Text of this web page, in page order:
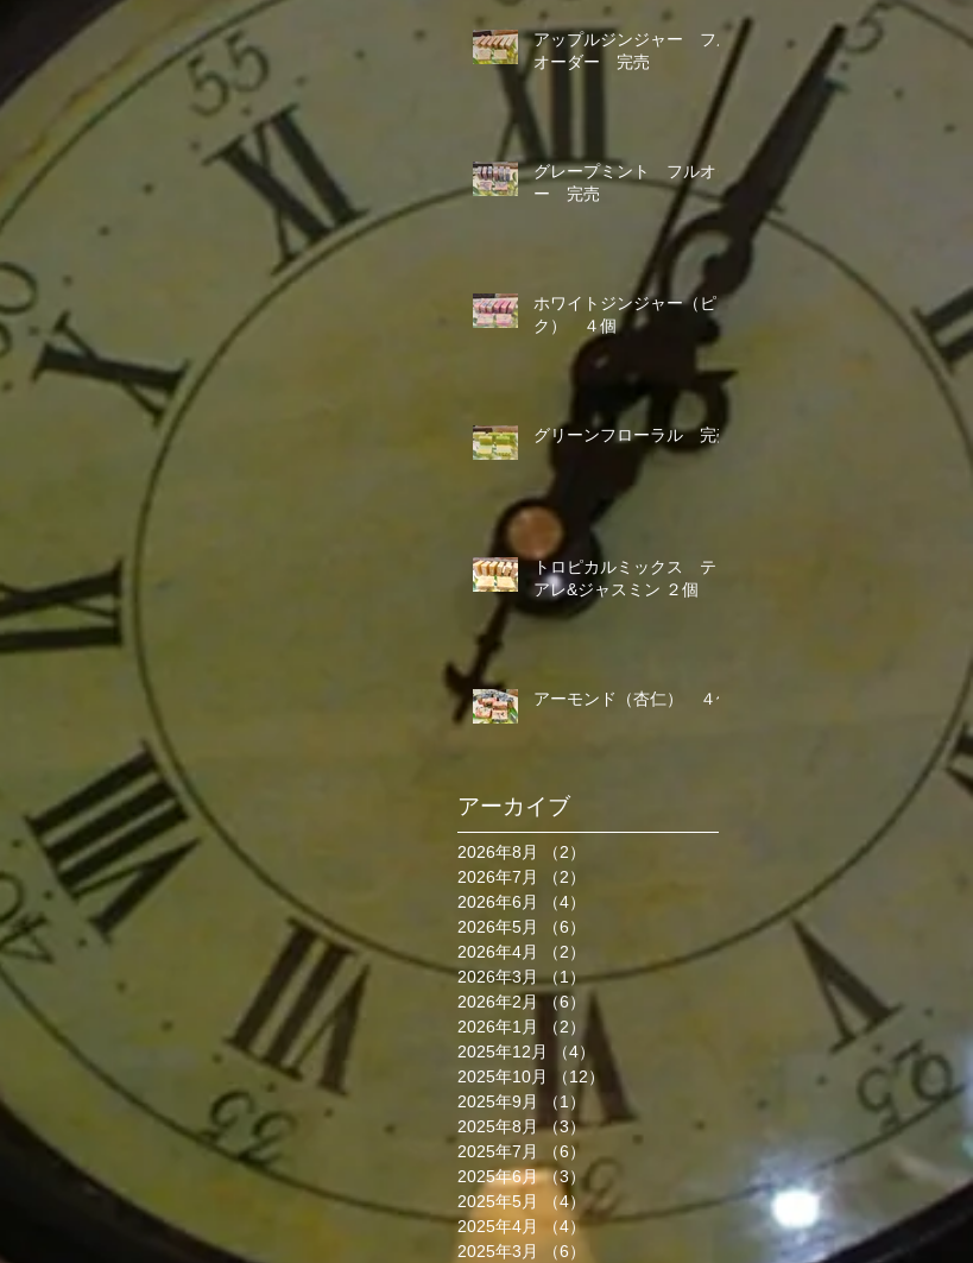
アップルジンジャー フル
オーダー 完売
グレープミント フルオダ
ー 完売
ホワイトジンジャー（ピン
ク） ４個
グリーンフローラル 完売
トロピカルミックス ティ
アレ&ジャスミン ２個
アーモンド（杏仁） ４個
アーカイブ
2026年8月 （2）
2026年7月
（2）
2026年6月
（4）
2026年5月
（6）
2026年4月
（2）
2026年3月 （1）1件の記事
2026年2月
（6）
6件の記事
2026年1月
（2）
2025年12月
（4）
4件の記事
2025年10月
（12）
12件の記事
2025年9月
（1）
1件の記事
2025年8月 （3）3件の記事
2025年7月
（6）
2025年6月 （3）3件の記事
2025年5月
（4）
4件の記事
2025年4月
（4）4件の記事
2025年3月
（6）